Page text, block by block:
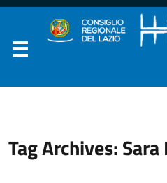
Tag Archives: Sara